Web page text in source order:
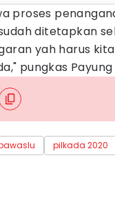
proses
ditetapkan
yah harus
pungkas
pilkada 2020